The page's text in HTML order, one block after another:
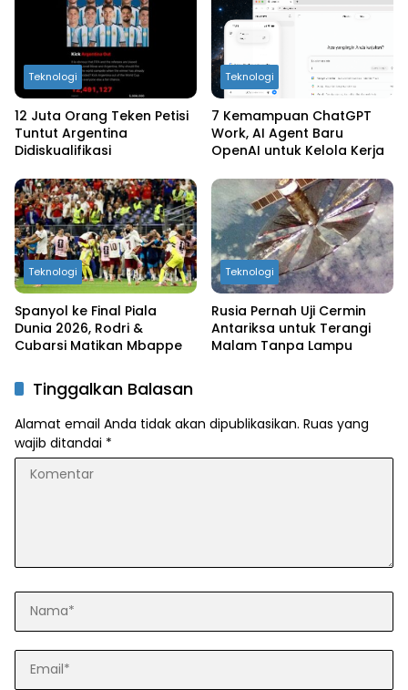
Teknologi
12 Juta Orang Teken Petisi
Tuntut Argentina
Didiskualifikasi
Teknologi
7 Kemampuan ChatGPT
Work, AI Agent Baru
OpenAI untuk Kelola Kerja
Teknologi
Spanyol ke Final Piala
Dunia 2026, Rodri &
Cubarsi Matikan Mbappe
Teknologi
Rusia Pernah Uji Cermin
Antariksa untuk Terangi
Malam Tanpa Lampu
Tinggalkan Balasan
Alamat email Anda tidak akan dipublikasikan. Ruas yang
wajib ditandai *